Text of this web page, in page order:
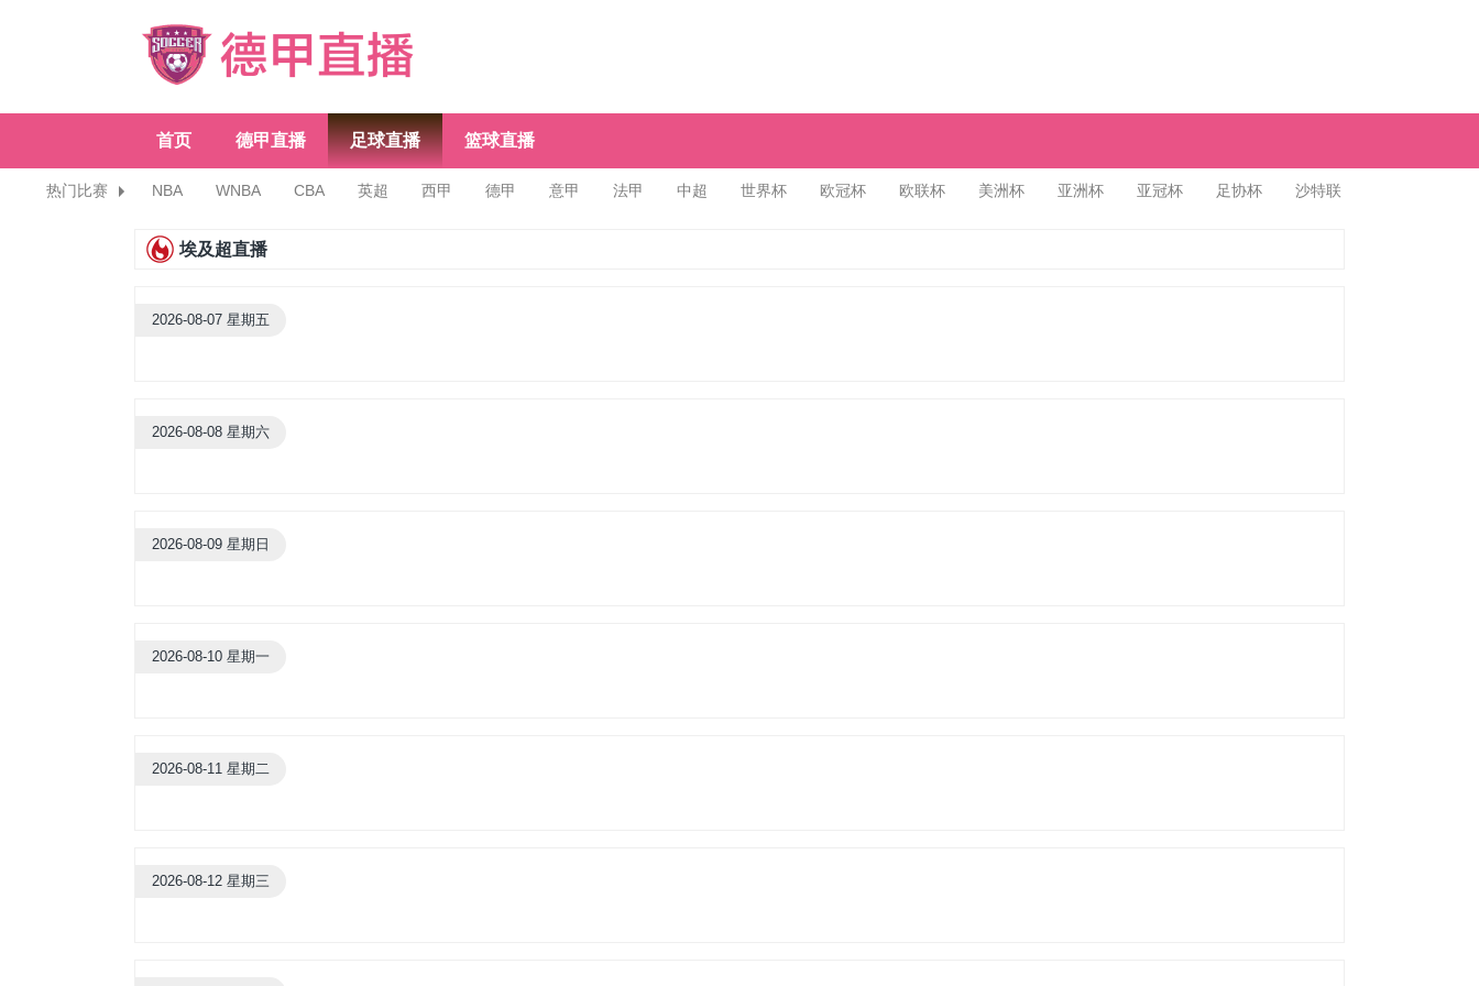
首页 德甲直播 足球直播 篮球直播
热门比赛 NBA WNBA CBA 英超 西甲 德甲 意甲 法甲 中超 世界杯 欧冠杯 欧联杯 美洲杯 亚洲杯 亚冠杯 足协杯 沙特联
埃及超直播
2026-08-07 星期五
2026-08-08 星期六
2026-08-09 星期日
2026-08-10 星期一
2026-08-11 星期二
2026-08-12 星期三